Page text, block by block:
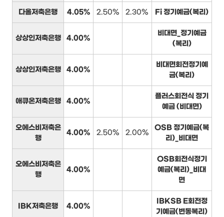
다올저축은행 4.05% 2.50% 2.30% Fi 정기예금(복리)
상상인저축은행 4.00%
비대면_정기예금
(복리)
상상인저축은행 4.00%
비대면회전정기예
금(복리)
애큐온저축은행 4.00%
플러스회전식 정기
예금 (비대면)
오에스비저축은
행
4.00% 2.50% 2.00%
OSB 정기예금(복
리)_비대면
오에스비저축은
행
4.00%
OSB회전식정기
예금(복리)_비대
면
IBK저축은행 4.00%
IBKSB E회전정
기예금(변동복리)